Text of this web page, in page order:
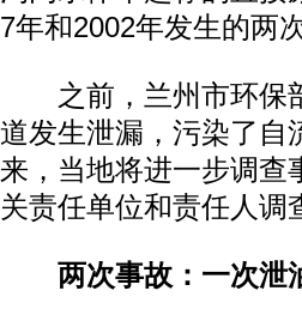
7年和2002年发生的两
之前，兰州市环保部
道发生泄漏，污染了自
来，当地将进一步调查
关责任单位和责任人调
两次事故：一次泄